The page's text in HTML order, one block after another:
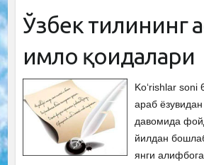
Ўзбек тилининг
имло қоидалари
Ko‘rishlar
араб
давомида
йилдан
янги